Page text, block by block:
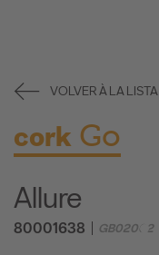
VOLVER À LA LISTA
cork Go
Allure
80001638 GB02002